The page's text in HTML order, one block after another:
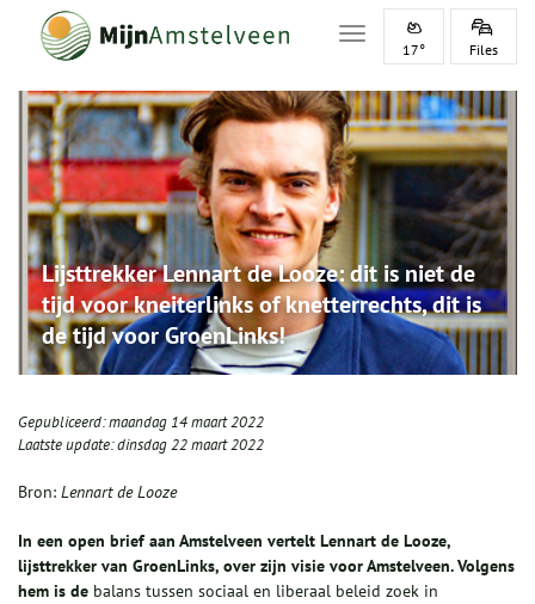
Toggle navigation
17° Files
Lijsttrekker Lennart de Looze: dit is niet de
tijd voor kneiterlinks of knetterrechts, dit is
de tijd voor GroenLinks!
Gepubliceerd:maandag 14 maart 2022
Laatste update:dinsdag 22 maart 2022
Bron: Lennart de Looze
In een open brief aan Amstelveen vertelt Lennart de Looze,
lijsttrekker van GroenLinks, over zijn visie voor Amstelveen. Volgens
hem is de balans tussen sociaal en liberaal beleid zoek in